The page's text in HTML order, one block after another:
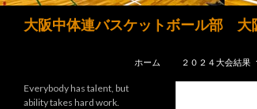
大阪中体連バスケットボール部 大
ホーム
２０２４大会結果
Everybody has talent, but
ability takes hard work.